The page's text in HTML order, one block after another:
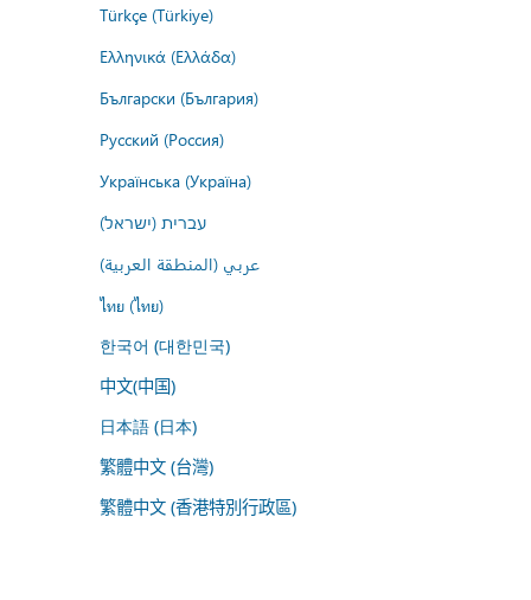
Türkçe (Türkiye)
Ελληνικά (Ελλάδα)
Български (България)
Русский (Россия)
Українська (Україна)
עברית (ישראל)
عربي (المنطقة العربية)
ไทย (ไทย)
한국어 (대한민국)
中文(中国)
日本語 (日本)
繁體中文 (台灣)
繁體中文 (香港特別行政區)